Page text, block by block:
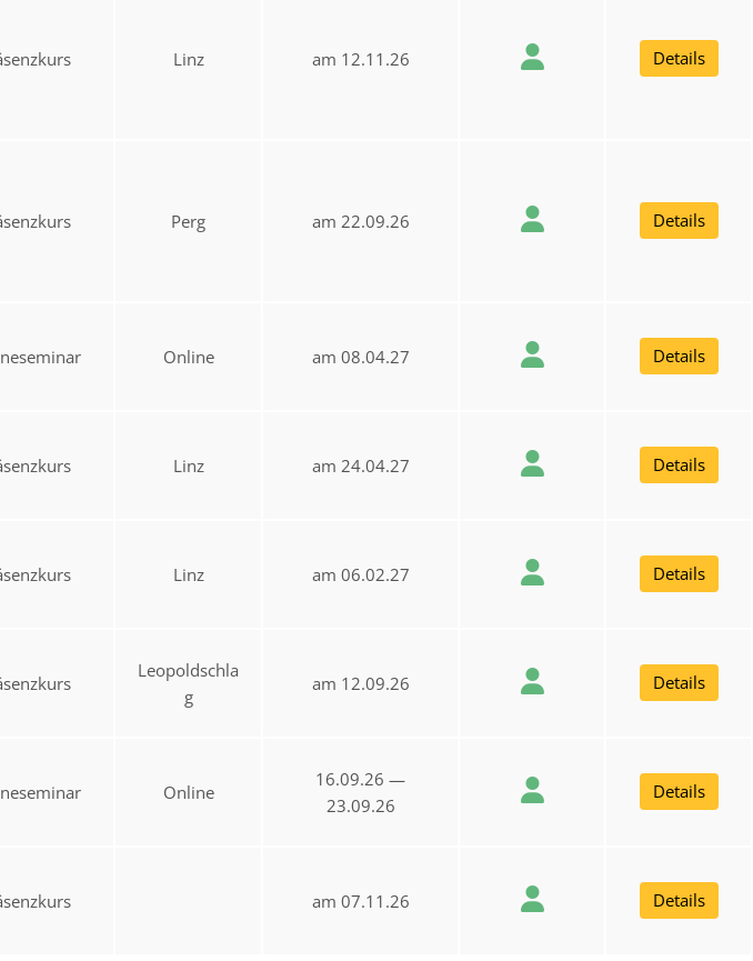
Linz am 12.11.26 Details
Perg am 22.09.26 Details
Online am 08.04.27 Details
Linz am 24.04.27 Details
Linz am 06.02.27 Details
Leopoldschla
g
am 12.09.26 Details
Online
16.09.26 —
23.09.26
Details
am 07.11.26 Details